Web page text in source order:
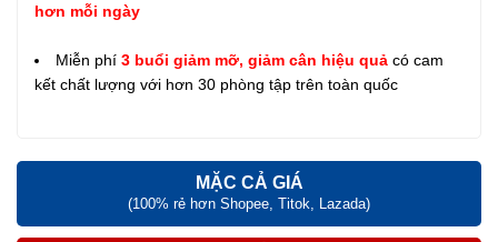
hơn mỗi ngày
Miễn phí 3 buổi giảm mỡ, giảm cân hiệu quả có cam
kết chất lượng với hơn 30 phòng tập trên toàn quốc
MẶC CẢ GIÁ
(100% rẻ hơn Shopee, Titok, Lazada)